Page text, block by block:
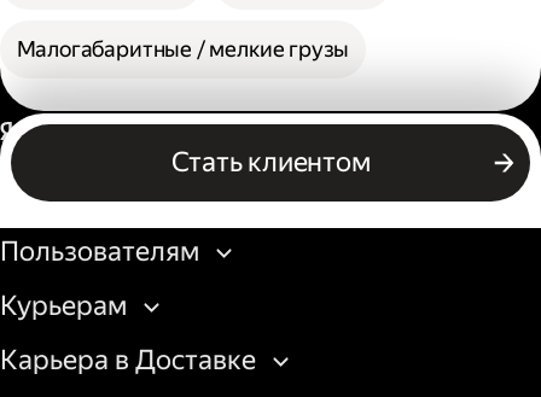
Малогабаритные / мелкие грузы
Стать клиентом
Россия
Бизнесу
Пользователям
Курьерам
Карьера в Доставке